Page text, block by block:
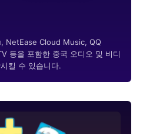
NetEase Cloud Music, QQ
등을 포함한 중국 오디오 및 비디
킬 수 있습니다.